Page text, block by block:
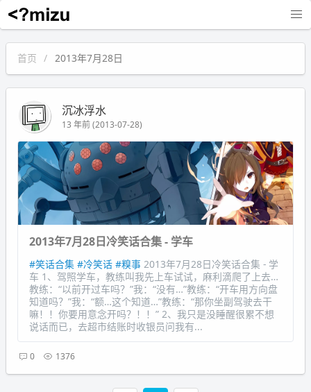
沉冰浮水
首页 2013年7月28日
沉冰浮水
13 年前 (2013-07-28)
2013年7月28日冷笑话合集 - 学车
#笑话合集 #冷笑话 #糗事 2013年7月28日冷笑话合集 - 学
车 1、驾照学车，教练叫我先上车试试，麻利滴爬了上去…
教练：“以前开过车吗？”我：“没有…”教练：“开车用方向盘
知道吗？”我：“额…这个知道…”教练：“那你坐副驾驶去干
嘛！！你要用意念开吗？！！” 2、我只是没睡醒很累不想
说话而已，去超市结账时收银员问我有...
0 1376